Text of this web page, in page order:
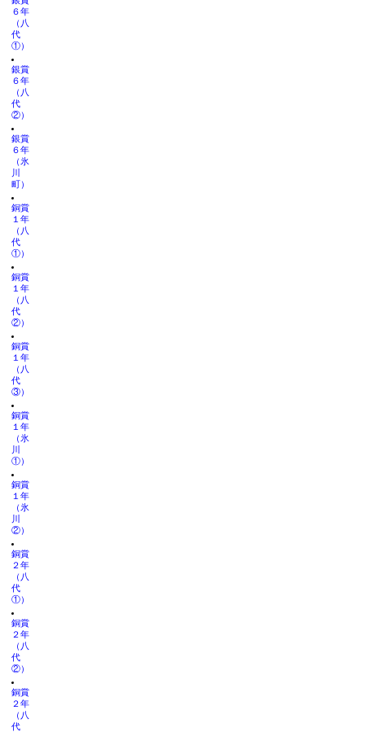
６年
（八
代
①）
銀賞
６年
（八
代
②）
銀賞
６年
（氷
川
町）
銅賞
１年
（八
代
①）
銅賞
１年
（八
代
②）
銅賞
１年
（八
代
③）
銅賞
１年
（氷
川
①）
銅賞
１年
（氷
川
②）
銅賞
２年
（八
代
①）
銅賞
２年
（八
代
②）
銅賞
２年
（八
代